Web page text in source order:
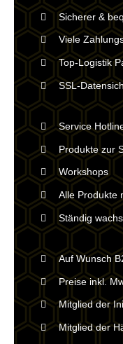
Sicherer &
Viele
Top-Logistik
SSL-
Service
Produkte zur
Workshops
Alle Produkte
Ständig
Auf Wunsch
Preise inkl.
Mitglied der
Mitglied der